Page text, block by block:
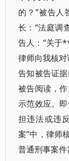
的？”被告人
长：“法庭调
告人：“关于
律师向我核
告知被告证
被告阅读，
示范效应。
担违法或违
案”中，律师
普通刑事案